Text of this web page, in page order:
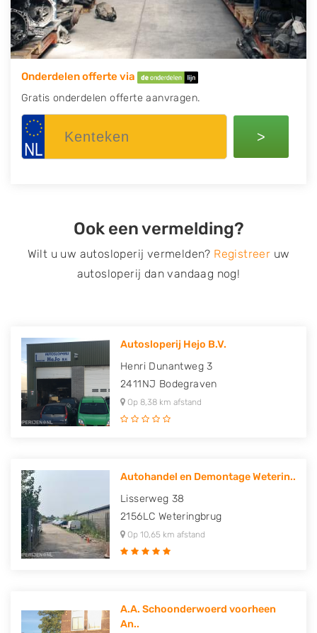
Onderdelen offerte via
Gratis onderdelen offerte aanvragen.
>
Ook een vermelding?
Wilt u uw autosloperij vermelden? Registreer uw
autosloperij dan vandaag nog!
Autosloperij Hejo B.V.
Henri Dunantweg 3
2411NJ Bodegraven
Op 8,38 km afstand
Autohandel en Demontage Weterin..
Lisserweg 38
2156LC Weteringbrug
Op 10,65 km afstand
A.A. Schoonderwoerd voorheen
An..